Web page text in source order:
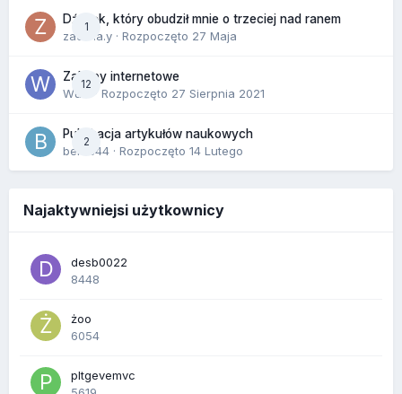
1
Dźwięk, który obudził mnie o trzeciej nad ranem
zackr.a.y · Rozpoczęto 27 Maja
12
Zakupy internetowe
Wula
· Rozpoczęto 27 Sierpnia 2021
2
Publikacja artykułów naukowych
berus44 · Rozpoczęto 14 Lutego
Najaktywniejsi użytkownicy
desb0022
8448
żoo
6054
pltgevemvc